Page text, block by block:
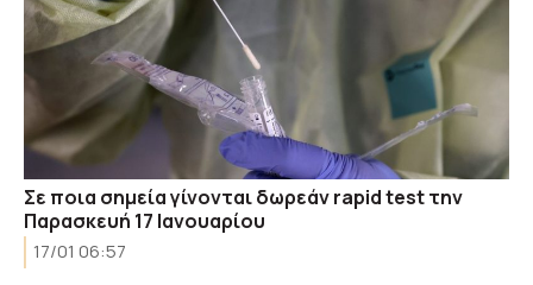
Σε ποια σημεία γίνονται δωρεάν rapid test την
Παρασκευή 17 Ιανουαρίου
17/01 06:57